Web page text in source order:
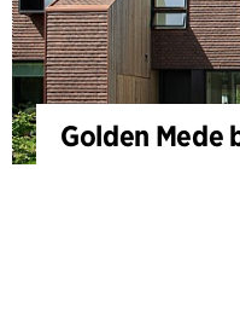
Golden Mede